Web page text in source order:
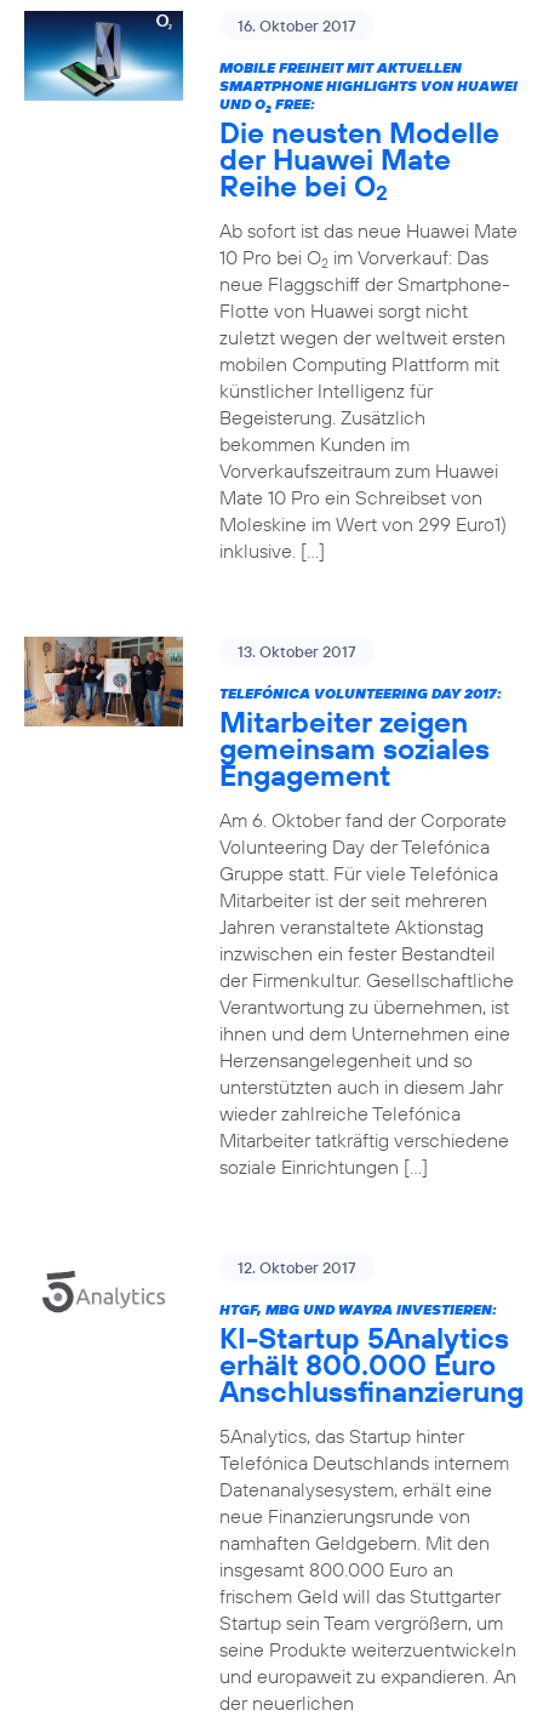
16. Oktober 2017
MOBILE FREIHEIT MIT AKTUELLEN
SMARTPHONE HIGHLIGHTS VON HUAWEI
UND O2FREE:
Die neusten Modelle
der Huawei Mate
Reihe bei O2
Ab sofort ist das neue Huawei Mate
10 Pro bei O2im Vorverkauf: Das
neue Flaggschiff der Smartphone-
Flotte von Huawei sorgt nicht
zuletzt wegen der weltweit ersten
mobilen Computing Plattform mit
künstlicher Intelligenz für
Begeisterung. Zusätzlich
bekommen Kunden im
Vorverkaufszeitraum zum Huawei
Mate 10 Pro ein Schreibset von
Moleskine im Wert von 299 Euro1)
inklusive. […]
13. Oktober 2017
TELEFÓNICA VOLUNTEERING DAY 2017:
Mitarbeiter zeigen
gemeinsam soziales
Engagement
Am 6. Oktober fand der Corporate
Volunteering Day der Telefónica
Gruppe statt. Für viele Telefónica
Mitarbeiter ist der seit mehreren
Jahren veranstaltete Aktionstag
inzwischen ein fester Bestandteil
der Firmenkultur. Gesellschaftliche
Verantwortung zu übernehmen, ist
ihnen und dem Unternehmen eine
Herzensangelegenheit und so
unterstützten auch in diesem Jahr
wieder zahlreiche Telefónica
Mitarbeiter tatkräftig verschiedene
soziale Einrichtungen […]
12. Oktober 2017
HTGF, MBG UND WAYRA INVESTIEREN:
KI-Startup 5Analytics
erhält 800.000 Euro
Anschlussfinanzierung
5Analytics, das Startup hinter
Telefónica Deutschlands internem
Datenanalysesystem, erhält eine
neue Finanzierungsrunde von
namhaften Geldgebern. Mit den
insgesamt 800.000 Euro an
frischem Geld will das Stuttgarter
Startup sein Team vergrößern, um
seine Produkte weiterzuentwickeln
und europaweit zu expandieren. An
der neuerlichen